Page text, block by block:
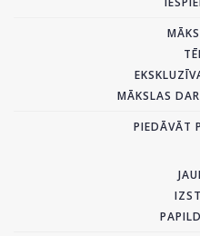
MĀKSLAS
PIEDĀVĀT